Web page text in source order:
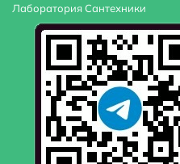
Лаборатория Сантехники